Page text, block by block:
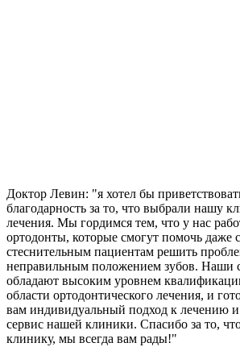
Доктор Левин: "я хотел бы
благодарность за то, что выбрали нашу
лечения. Мы гордимся тем, что у нас
ортодонты, которые смогут помочь даже
стеснительным пациентам решить
неправильным положением зубов. Наши
обладают высоким уровнем
области ортодонтического лечения, и
вам индивидуальный подход к лечению и
сервис нашей клиники. Спасибо за то,
клинику, мы всегда вам рады!"